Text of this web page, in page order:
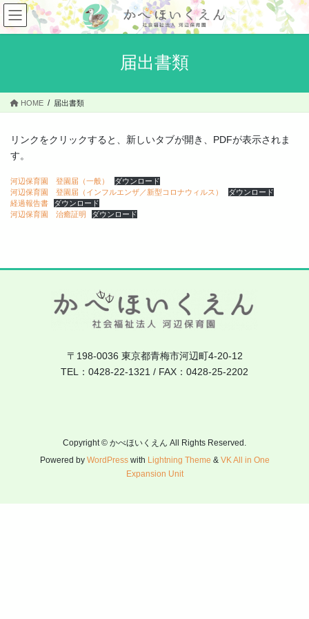
コ
ン
テ
ス
ナ
ビ
ゲ
ン
届出書類
HOME 届出書類
リンクをクリックすると、新しいタブが開き、PDFが表示されま
す。
河辺保育園 登園届（一般）
ダウンロード
河辺保育園 登園届（インフルエンザ／新型コロナウィルス）
ダウンロード
経過報告書
ダウンロード
河辺保育園 治癒証明
ダウンロード
〒198-0036 東京都青梅市河辺町4-20-12
TEL：0428-22-1321 / FAX：0428-25-2202
Copyright © かべほいくえん All Rights Reserved.
Powered by WordPresswith Lightning Theme & VK All in One
Expansion Unit